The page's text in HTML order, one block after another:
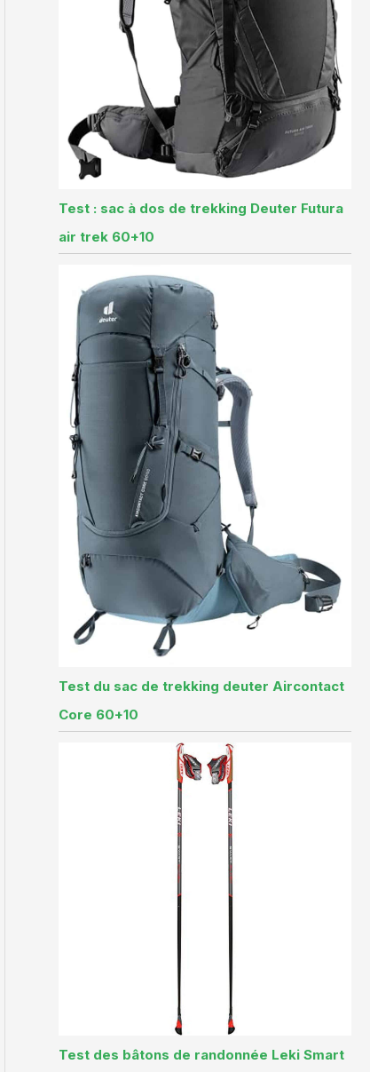
Test : sac à dos de trekking Deuter Futura
air trek 60+10
Test du sac de trekking deuter Aircontact
Core 60+10
Test des bâtons de randonnée Leki Smart